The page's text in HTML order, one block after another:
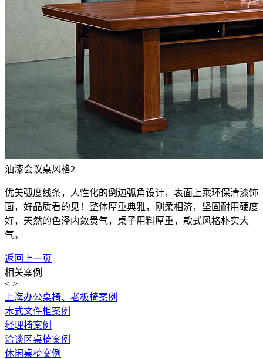
油漆会议桌风格2
优美弧度线条，人性化的倒边弧角设计，表面上乘环保清漆饰
面，好品质看的见！整体厚重典雅，刚柔相济，坚固耐用硬度
好，天然的色泽内敛贵气，桌子用料厚重，款式风格朴实大
气。
返回上一页
相关案例
< >
上海办公桌椅、老板椅案例
木式文件柜案例
经理椅案例
洽谈区桌椅案例
休闲桌椅案例